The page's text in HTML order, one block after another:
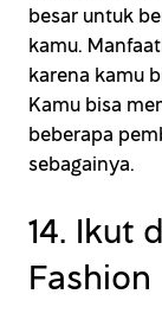
besar untuk
kamu.
karena kamu
Kamu bisa
beberapa
sebagainya.
14. Ikut
Fashion